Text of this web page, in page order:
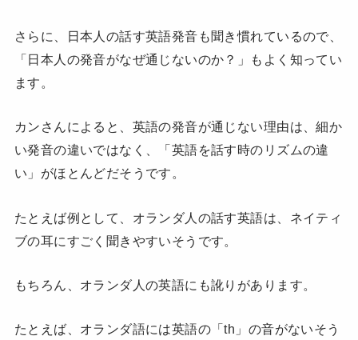
さらに、日本人の話す英語発音も聞き慣れているので、
「日本人の発音がなぜ通じないのか？」もよく知ってい
ます。
カンさんによると、英語の発音が通じない理由は、細か
い発音の違いではなく、「英語を話す時のリズムの違
い」がほとんどだそうです。
たとえば例として、オランダ人の話す英語は、ネイティ
ブの耳にすごく聞きやすいそうです。
もちろん、オランダ人の英語にも訛りがあります。
たとえば、オランダ語には英語の「th」の音がないそう